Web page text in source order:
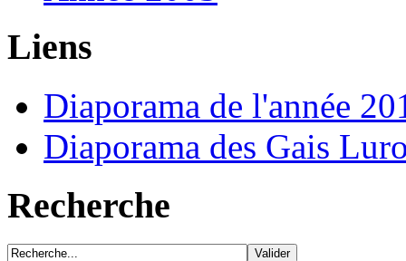
Liens
Diaporama de l'année
Diaporama des Gais
Recherche